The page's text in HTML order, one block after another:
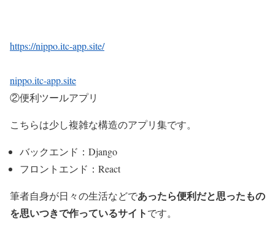
https://nippo.itc-app.site/
nippo.itc-app.site
②便利ツールアプリ
こちらは少し複雑な構造のアプリ集です。
バックエンド：Django
フロントエンド：React
筆者自身が日々の生活などであったら便利だと思ったもの
を思いつきで作っているサイトです。